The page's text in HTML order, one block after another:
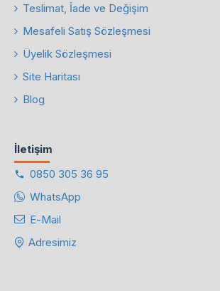
Teslimat, İade ve Değişim
Mesafeli Satış Sözleşmesi
Üyelik Sözleşmesi
Site Haritası
Blog
İletişim
0850 305 36 95
WhatsApp
E-Mail
Adresimiz